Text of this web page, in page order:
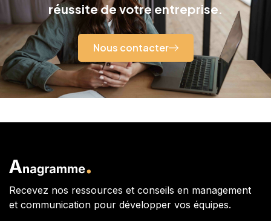
réussite de votre entreprise.
Nous contacter
Recevez nos ressources et conseils en management
et communication pour développer vos équipes.